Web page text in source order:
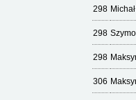
298 Michał
298
298
306